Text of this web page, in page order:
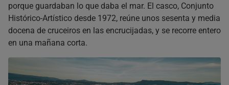
porque guardaban lo que daba el mar. El casco, Conjunto
Histórico-Artístico desde 1972, reúne unos sesenta y media
docena de cruceiros en las encrucijadas, y se recorre entero
en una mañana corta.